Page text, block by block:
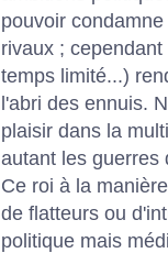
pouvoir
rivaux ;
temps limité...)
l'abri des ennuis.
plaisir dans la
autant les guerres
Ce roi à la
de flatteurs ou
politique mais